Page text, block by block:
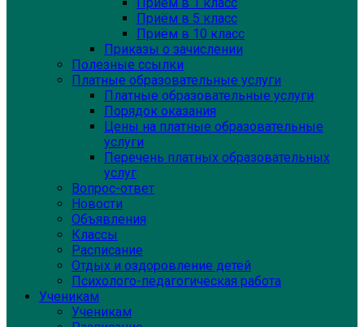
Приём в 5 класс
Приём в 10 класс
Приказы о зачислении
Полезные ссылки
Платные образовательные услуги
Платные образовательные услуги
Порядок оказания
Цены на платные образовательные
услуги
Перечень платных образовательных
услуг
Вопрос-ответ
Новости
Объявления
Классы
Расписание
Отдых и оздоровление детей
Психолого-педагогическая работа
Ученикам
Ученикам